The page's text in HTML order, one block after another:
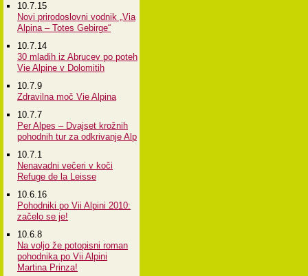
10.7.15
Novi prirodoslovni vodnik „Via
Alpina – Totes Gebirge“
10.7.14
30 mladih iz Abrucev po poteh
Vie Alpine v Dolomitih
10.7.9
Zdravilna moč Vie Alpina
10.7.7
Per Alpes – Dvajset krožnih
pohodnih tur za odkrivanje Alp
10.7.1
Nenavadni večeri v koči
Refuge de la Leisse
10.6.16
Pohodniki po Vii Alpini 2010:
začelo se je!
10.6.8
Na voljo že potopisni roman
pohodnika po Vii Alpini
Martina Prinza!